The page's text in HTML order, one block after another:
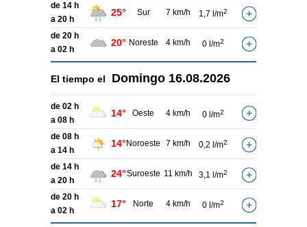
de 14 h
a 20 h
25° Sur 7 km/h 1,7 l/m2
de 20 h
a 02 h
20° Noreste 4 km/h 0 l/m2
El tiempo el Domingo 16.08.2026
de 02 h
a 08 h
14° Oeste 4 km/h 0 l/m2
de 08 h
a 14 h
14° Noroeste 7 km/h 0,2 l/m2
de 14 h
a 20 h
24°Suroeste 11 km/h 3,1 l/m2
de 20 h
a 02 h
17° Norte 4 km/h 0 l/m2